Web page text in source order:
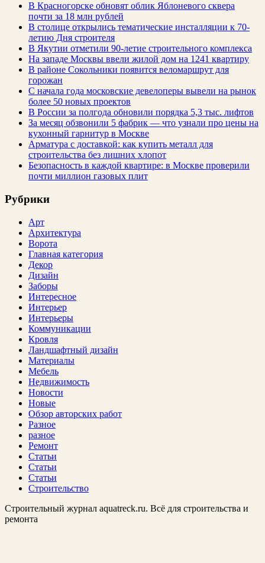
В Красногорске обновят облик Яблоневого сквера
почти за 18 млн рублей
В столице открылись тематические инсталляции к 70-
летию Дня строителя
В Якутии отметили 90-летие строительного комплекса
На западе Москвы ввели жилой дом на 1241 квартиру
В районе Сокольники появится веломаршрут для
горожан
С начала года московские девелоперы вывели на рынок
более 50 новых проектов
В России за полгода обновили порядка 5,3 тыс. лифтов
За месяц обзвонили 5 фабрик — что узнали про цены на
кухонный гарнитур в Москве
Арматура с доставкой: как купить металл для
строительства без лишних хлопот
Безопасность в каждой квартире: в Москве проверили
почти миллион газовых плит
Рубрики
Арт
Архитектура
Ворота
Главная категория
Декор
Дизайн
Заборы
Интересное
Интерьер
Интерьеры
Коммуникации
Кровля
Ландшафтный дизайн
Материалы
Мебель
Недвижимость
Новости
Новые
Обзор авторских работ
Разное
разное
Ремонт
Статьи
Статьи
Статьи
Строительство
Строительный журнал aquatreck.ru. Всё для строительства и
ремонта